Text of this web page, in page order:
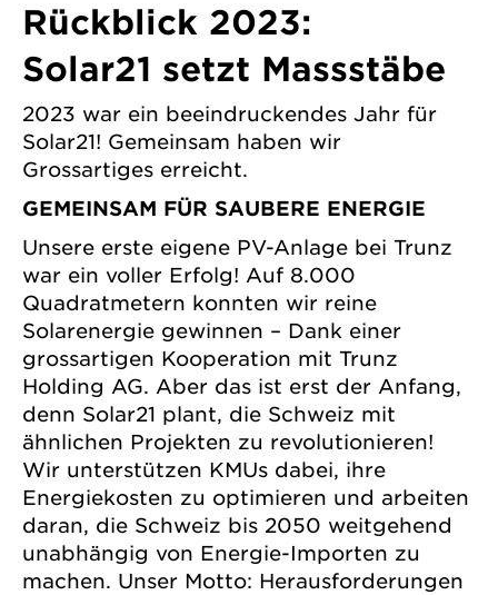
Rückblick 2023:
Solar21 setzt Massstäbe
2023 war ein beeindruckendes Jahr für
Solar21! Gemeinsam haben wir
Grossartiges erreicht.
GEMEINSAM FÜR SAUBERE ENERGIE
Unsere erste eigene PV-Anlage bei Trunz
war ein voller Erfolg! Auf 8.000
Quadratmetern konnten wir reine
Solarenergie gewinnen – Dank einer
grossartigen Kooperation mit Trunz
Holding AG. Aber das ist erst der Anfang,
denn Solar21 plant, die Schweiz mit
ähnlichen Projekten zu revolutionieren!
Wir unterstützen KMUs dabei, ihre
Energiekosten zu optimieren und arbeiten
daran, die Schweiz bis 2050 weitgehend
unabhängig von Energie-Importen zu
machen. Unser Motto: Herausforderungen